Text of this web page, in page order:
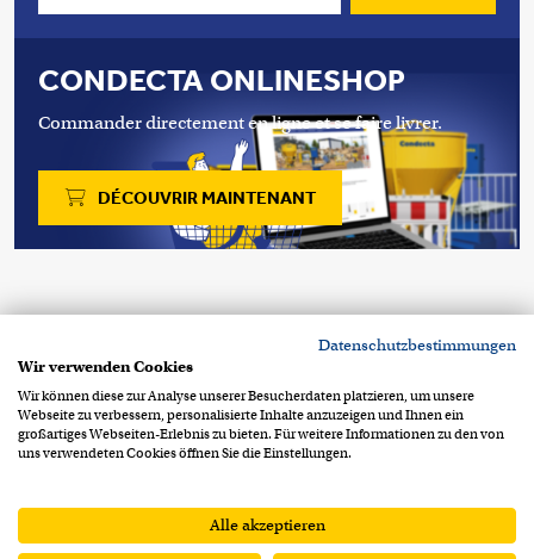
CONDECTA ONLINESHOP
Commander directement en ligne et se faire livrer.
DÉCOUVRIR MAINTENANT
CH-1040 Echallens
Footer Info MenuProtection des données
Mentions légales
CGA
Datenschutzbestimmungen
Wir verwenden Cookies
Wir können diese zur Analyse unserer Besucherdaten platzieren, um unsere
Webseite zu verbessern, personalisierte Inhalte anzuzeigen und Ihnen ein
großartiges Webseiten-Erlebnis zu bieten. Für weitere Informationen zu den von
uns verwendeten Cookies öffnen Sie die Einstellungen.
Alle akzeptieren